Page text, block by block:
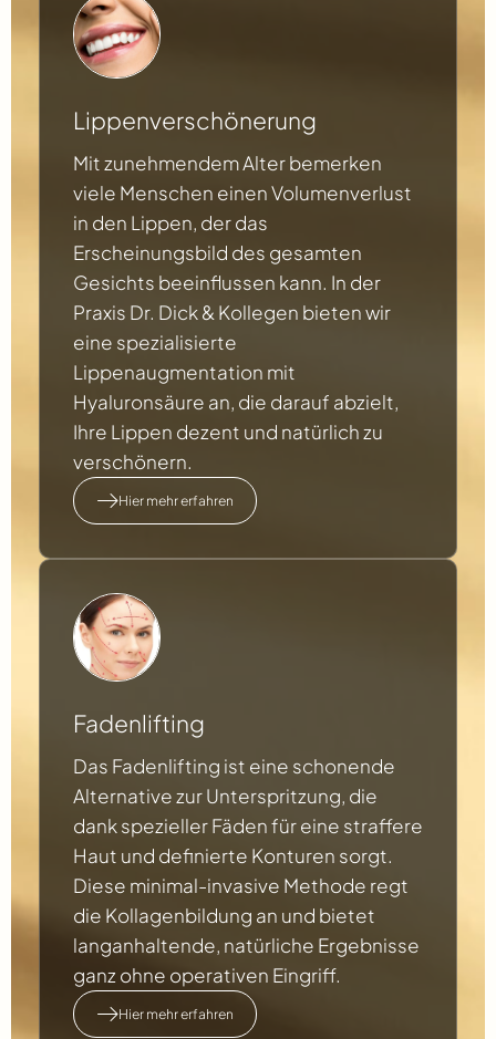
Lippenverschönerung
Mit zunehmendem Alter bemerken
viele Menschen einen Volumenverlust
in den Lippen, der das
Erscheinungsbild des gesamten
Gesichts beeinflussen kann. In der
Praxis Dr. Dick & Kollegen bieten wir
eine spezialisierte
Lippenaugmentation mit
Hyaluronsäure an, die darauf abzielt,
Ihre Lippen dezent und natürlich zu
verschönern.
Hier mehr erfahren
Fadenlifting
Das Fadenlifting ist eine schonende
Alternative zur Unterspritzung, die
dank spezieller Fäden für eine straffere
Haut und definierte Konturen sorgt.
Diese minimal-invasive Methode regt
die Kollagenbildung an und bietet
langanhaltende, natürliche Ergebnisse
ganz ohne operativen Eingriff.
Hier mehr erfahren